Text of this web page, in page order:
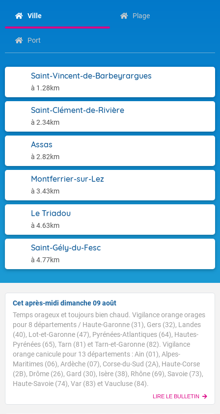
Ville Plage
Port
Saint-Vincent-de-Barbeyrargues
à 1.28km
Saint-Clément-de-Rivière
à 2.34km
Assas
à 2.82km
Montferrier-sur-Lez
à 3.43km
Le Triadou
à 4.63km
Saint-Gély-du-Fesc
à 4.77km
Cet après-midi dimanche 09 août
Temps orageux et toujours bien chaud. Vigilance orange orages
pour 8 départements / Haute-Garonne (31), Gers (32), Landes
(40), Lot-et-Garonne (47), Pyrénées-Atlantiques (64), Hautes-
Pyrénées (65), Tarn (81) et Tarn-et-Garonne (82). Vigilance
orange canicule pour 13 départements : Ain (01), Alpes-
Maritimes (06), Ardèche (07), Corse-du-Sud (2A), Haute-Corse
(2B), Drôme (26), Gard (30), Isère (38), Rhône (69), Savoie (73),
Haute-Savoie (74), Var (83) et Vaucluse (84).
LIRE LE BULLETIN